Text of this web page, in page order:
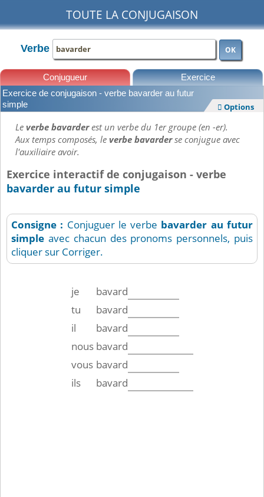
TOUTE LA CONJUGAISON
Verbe OK
Conjugueur Exercice
Exercice de conjugaison - verbe bavarder au futur
simple
 Options
Leverbe bavarderest un verbe du 1er groupe (en -er).
Aux temps composés, leverbe bavarderse conjugue avec
l'auxiliaire avoir.
Exercice interactif de conjugaison - verbe
bavarder au futur simple
Consigne : Conjuguer le verbe bavarder au futur
simple avec chacun des pronoms personnels, puis
cliquer sur Corriger.
je
bavard
tu
bavard
il
bavard
nous bavard
vous bavard
ils
bavard